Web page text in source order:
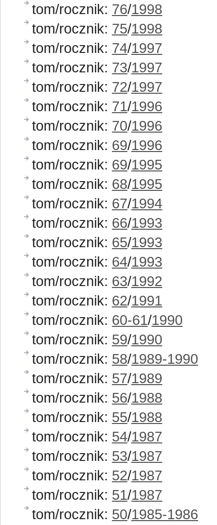
tom/rocznik: 76/1998
tom/rocznik: 75/1998
tom/rocznik: 74/1997
tom/rocznik: 73/1997
tom/rocznik: 72/1997
tom/rocznik: 71/1996
tom/rocznik: 70/1996
tom/rocznik: 69/1996
tom/rocznik: 69/1995
tom/rocznik: 68/1995
tom/rocznik: 67/1994
tom/rocznik: 66/1993
tom/rocznik: 65/1993
tom/rocznik: 64/1993
tom/rocznik: 63/1992
tom/rocznik: 62/1991
tom/rocznik: 60-61/1990
tom/rocznik: 59/1990
tom/rocznik: 58/1989-1990
tom/rocznik: 57/1989
tom/rocznik: 56/1988
tom/rocznik: 55/1988
tom/rocznik: 54/1987
tom/rocznik: 53/1987
tom/rocznik: 52/1987
tom/rocznik: 51/1987
tom/rocznik: 50/1985-1986